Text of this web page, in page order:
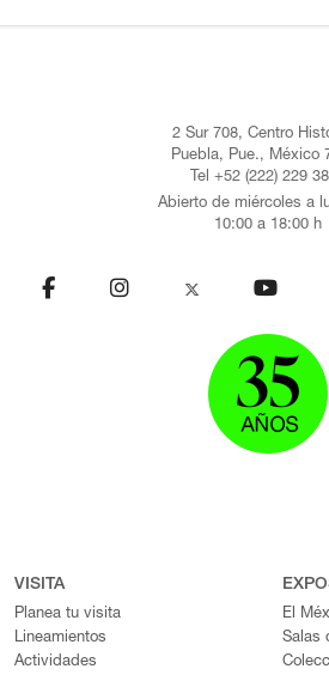
2 Sur 708, Centro
Puebla, Pue., México
Tel +52 (222) 229
Abierto de miércoles a
10:00 a 18:00 h
VISITA
Planea tu visita
Lineamientos
Actividades
El
Salas